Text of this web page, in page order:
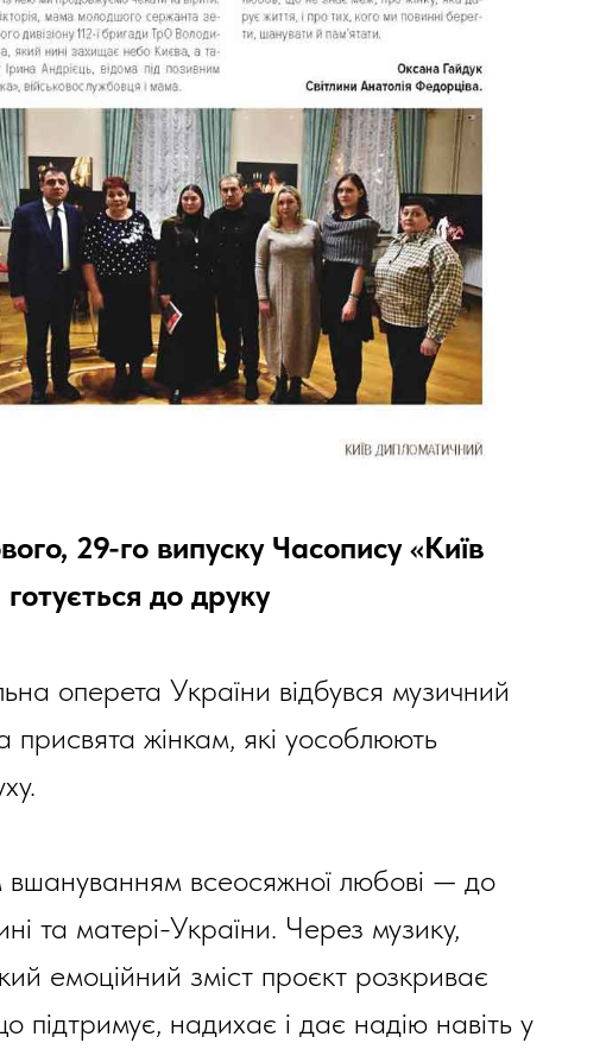
29-го випуску Часопису «Київ
до друку
оперета України відбувся музичний
жінкам, які уособлюють
вшануванням всеосяжної любові — до
та матері-України. Через музику,
емоційний зміст проєкт розкриває
підтримує, надихає і дає надію навіть у